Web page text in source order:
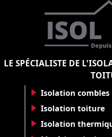
LE SPÉCIALISTE DE
Isolation combles
Isolation toiture
Isolation